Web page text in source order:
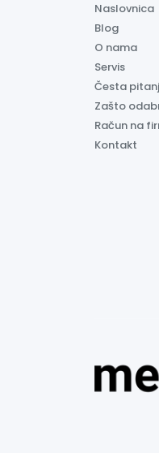
Naslovnica
Blog
O nama
Servis
Česta
Zašto
Račun na
Kontakt